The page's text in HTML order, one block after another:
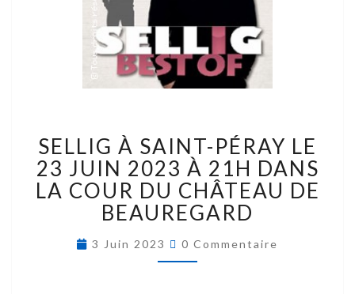
SELLIG À SAINT-PÉRAY LE
23 JUIN 2023 À 21H DANS
LA COUR DU CHÂTEAU DE
BEAUREGARD
3 Juin 2023 0 Commentaire